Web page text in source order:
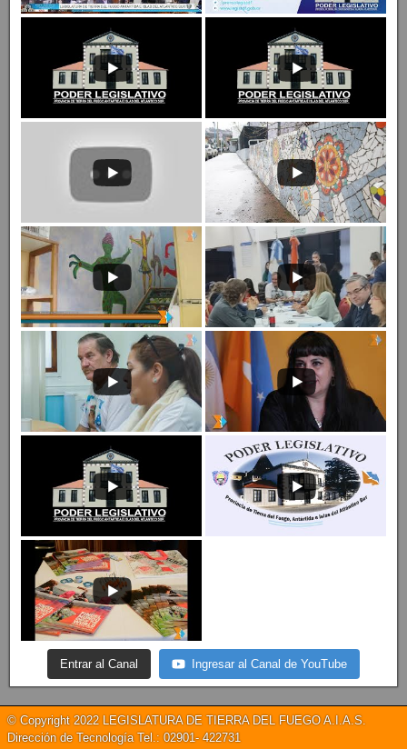
Entrar al Canal Ingresar al Canal de YouTube
© Copyright 2022 LEGISLATURA DE TIERRA DEL FUEGO A.I.A.S.
Dirección de Tecnología Tel.: 02901- 422731